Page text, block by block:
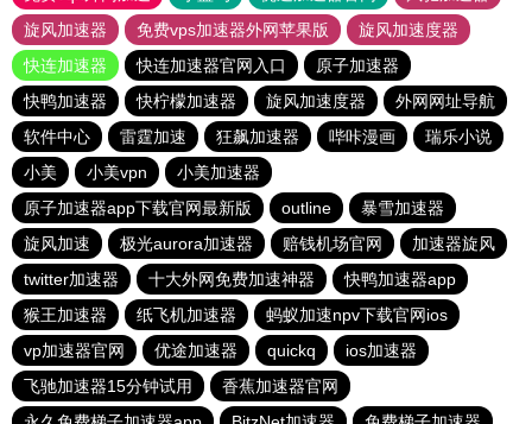
旋风加速器
免费vps加速器外网苹果版
旋风加速度器
快连加速器
快连加速器官网入口
原子加速器
快鸭加速器
快柠檬加速器 旋风加速度器
外网网址导航
软件中心
雷霆加速 狂飙加速器 哔咔漫画
瑞乐小说
小美
小美vpn
小美加速器
原子加速器app下载官网最新版
outline
暴雪加速器
旋风加速
极光aurora加速器 赔钱机场官网
加速器旋风
twitter加速器
十大外网免费加速神器
快鸭加速器app
猴王加速器
纸飞机加速器
蚂蚁加速npv下载官网ios
vp加速器官网
优途加速器 quickq
ios加速器
飞驰加速器15分钟试用
香蕉加速器官网